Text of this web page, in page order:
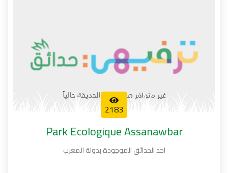
2183
Park Ecologique Assanawbar
احد الحدائق الموجودة بدولة المغرب